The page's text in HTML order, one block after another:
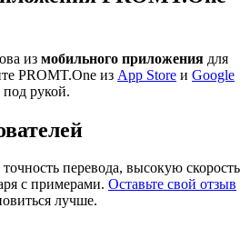
из мобильного приложения для
PROMT.One из App Store и Google
рукой.
перевода, высокую скорость
с примерами. Оставьте свой отзыв
лучше.